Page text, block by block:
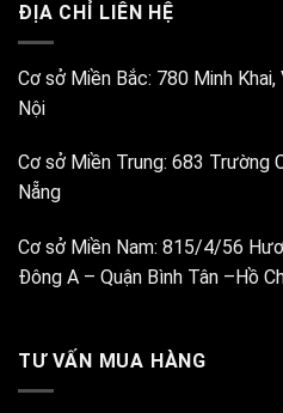
ĐỊA CHỈ LIÊN HỆ
Cơ sở Miền Bắc: 780 Minh Khai,
Nội
Cơ sở Miền Trung: 683 Trường
Nẵng
Cơ sở Miền Nam: 815/4/56
Đông A – Quận Bình Tân –Hồ
TƯ VẤN MUA HÀNG